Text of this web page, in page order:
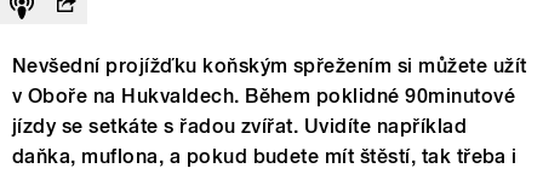
Nevšední projížďku koňským spřežením si můžete užít
v Oboře na Hukvaldech. Během poklidné 90minutové
jízdy se setkáte s řadou zvířat. Uvidíte například
daňka, muflona, a pokud budete mít štěstí, tak třeba i